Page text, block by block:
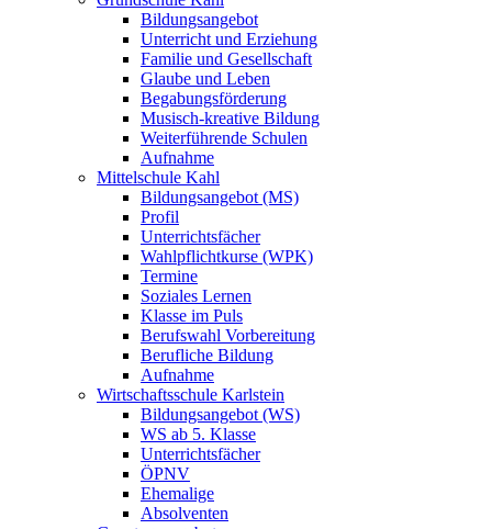
Bildungsangebot
Unterricht und Erziehung
Familie und Gesellschaft
Glaube und Leben
Begabungsförderung
Musisch-kreative Bildung
Weiterführende Schulen
Aufnahme
Mittelschule Kahl
Bildungsangebot (MS)
Profil
Unterrichtsfächer
Wahlpflichtkurse (WPK)
Termine
Soziales Lernen
Klasse im Puls
Berufswahl Vorbereitung
Berufliche Bildung
Aufnahme
Wirtschaftsschule Karlstein
Bildungsangebot (WS)
WS ab 5. Klasse
Unterrichtsfächer
ÖPNV
Ehemalige
Absolventen